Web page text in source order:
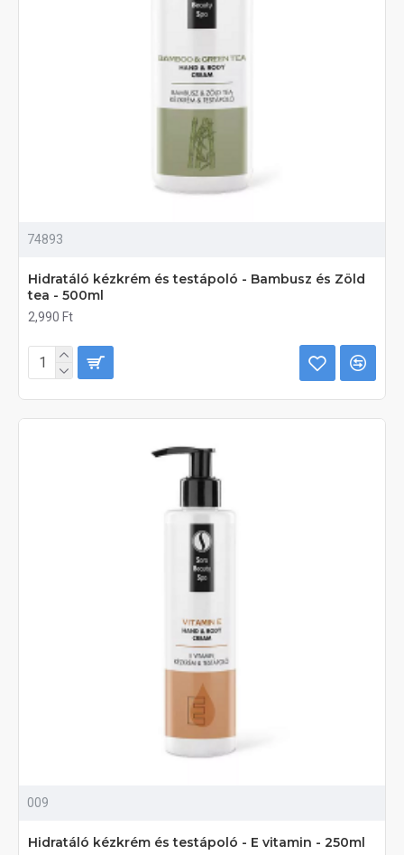
74893
Hidratáló kézkrém és testápoló - Bambusz és Zöld
tea - 500ml
2,990 Ft
009
Hidratáló kézkrém és testápoló - E vitamin - 250ml